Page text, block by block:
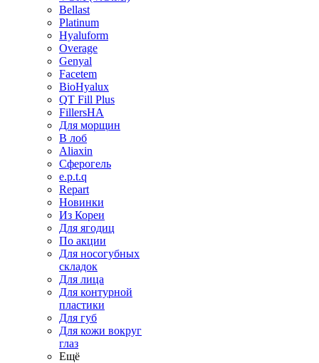
Bellast
Platinum
Hyaluform
Overage
Genyal
Facetem
BioHyalux
QT Fill Plus
FillersHA
Для морщин
В лоб
Aliaxin
Сферогель
e.p.t.q
Repart
Новинки
Из Кореи
Для ягодиц
По акции
Для носогубных
складок
Для лица
Для контурной
пластики
Для губ
Для кожи вокруг
глаз
Ещё